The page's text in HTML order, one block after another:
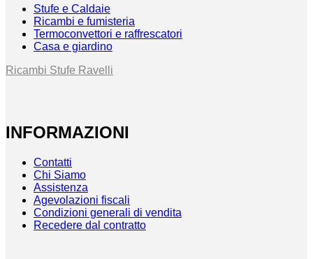
Stufe e Caldaie
Ricambi e fumisteria
Termoconvettori e raffrescatori
Casa e giardino
Ricambi Stufe Ravelli
INFORMAZIONI
Contatti
Chi Siamo
Assistenza
Agevolazioni fiscali
Condizioni generali di vendita
Recedere dal contratto